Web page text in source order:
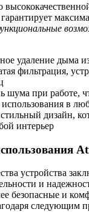
удаление дыма
фильтрация,
шума при работе,
в
дизайн,
интерьер
устройства
и
безопасные и
следующим